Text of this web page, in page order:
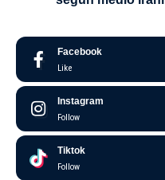
Facebook
Like
Instagram
Follow
Tiktok
Follow